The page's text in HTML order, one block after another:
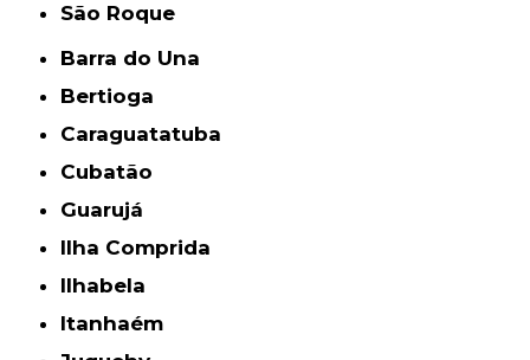
São Roque
Barra do Una
Bertioga
Caraguatatuba
Cubatão
Guarujá
Ilha Comprida
Ilhabela
Itanhaém